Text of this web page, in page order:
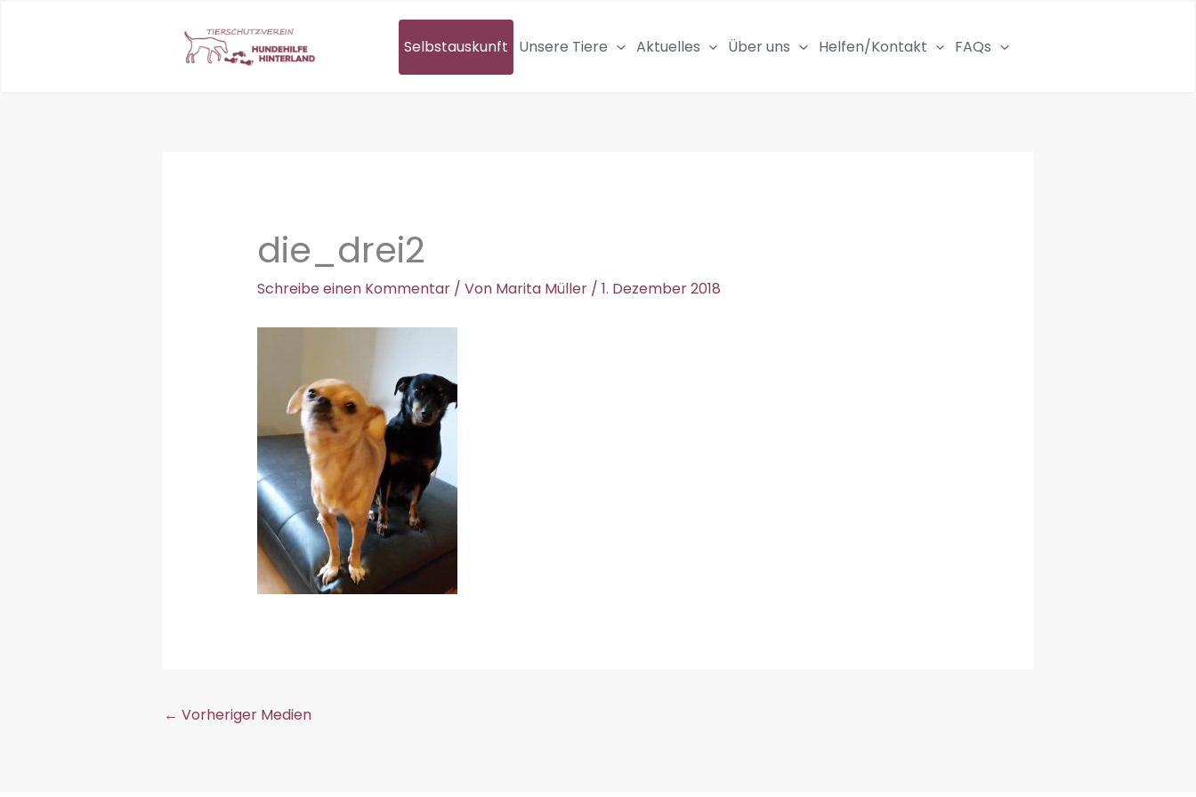
Selbstauskunft Unsere Tiere Aktuelles Über uns Helfen/Kontakt FAQs
die_drei2
Schreibe einen Kommentar / Von Marita Müller / 1. Dezember 2018
← Vorheriger Medien